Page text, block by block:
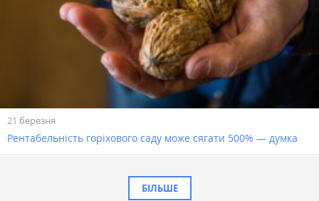
21 березня
Рентабельність горіхового саду може сягати 500% — думка
БІЛЬШЕ